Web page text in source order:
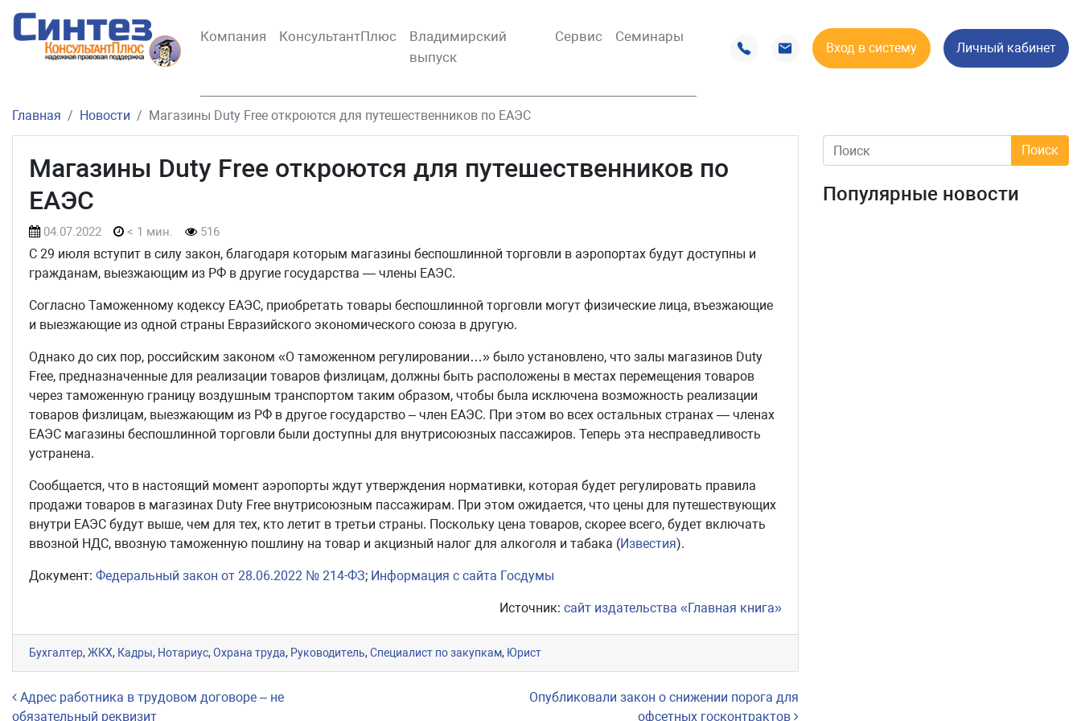
Компания КонсультантПлюс
Владимирский
выпуск
Сервис Семинары
Вход в систему Личный кабинет
Главная Новости Магазины Duty Free откроются для путешественников по ЕАЭС
Магазины Duty Free откроются для путешественников по
ЕАЭС
04.07.2022 < 1 мин. 516
С 29 июля вступит в силу закон, благодаря которым магазины беспошлинной торговли в аэропортах будут доступны и
гражданам, выезжающим из РФ в другие государства — члены ЕАЭС.
Согласно Таможенному кодексу ЕАЭС, приобретать товары беспошлинной торговли могут физические лица, въезжающие
и выезжающие из одной страны Евразийского экономического союза в другую.
Однако до сих пор, российским законом «О таможенном регулировании…» было установлено, что залы магазинов Duty
Free, предназначенные для реализации товаров физлицам, должны быть расположены в местах перемещения товаров
через таможенную границу воздушным транспортом таким образом, чтобы была исключена возможность реализации
товаров физлицам, выезжающим из РФ в другое государство – член ЕАЭС. При этом во всех остальных странах — членах
ЕАЭС магазины беспошлинной торговли были доступны для внутрисоюзных пассажиров. Теперь эта несправедливость
устранена.
Сообщается, что в настоящий момент аэропорты ждут утверждения нормативки, которая будет регулировать правила
продажи товаров в магазинах Duty Free внутрисоюзным пассажирам. При этом ожидается, что цены для путешествующих
внутри ЕАЭС будут выше, чем для тех, кто летит в третьи страны. Поскольку цена товаров, скорее всего, будет включать
ввозной НДС, ввозную таможенную пошлину на товар и акцизный налог для алкоголя и табака (Известия).
Документ: Федеральный закон от 28.06.2022 № 214-ФЗ; Информация с сайта Госдумы
Источник: сайт издательства «Главная книга»
Бухгалтер,ЖКХ, Кадры, Нотариус,Охрана труда, Руководитель,Специалист по закупкам, Юрист
Навигация по записям
Адрес работника в трудовом договоре – не
обязательный реквизит
Опубликовали закон о снижении порога для
офсетных госконтрактов
Популярные новости